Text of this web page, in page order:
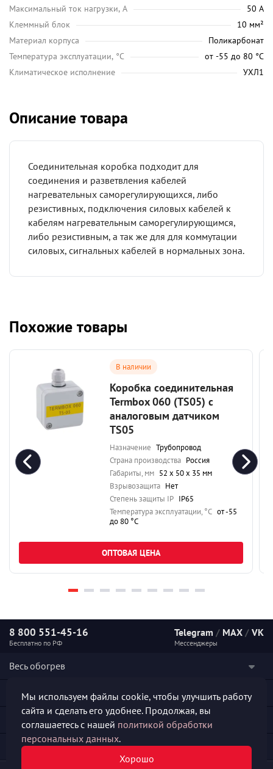
Максимальный ток нагрузки, А
50 А
Клеммный блок
10 мм²
Материал корпуса
Поликарбонат
Температура эксплуатации, °C
от -55 до 80 °C
Климатическое исполнение
УХЛ1
Описание товара
Соединительная коробка подходит для
соединения и разветвления кабелей
нагревательных саморегулирующихся, либо
резистивных, подключения силовых кабелей к
кабелям нагревательным саморегулирующимся,
либо резистивным, а так же для для коммутации
силовых, сигнальных кабелей в нормальных зона.
Похожие товары
В наличии
Коробка соединительная
Termbox 060 (TS05) с
аналоговым датчиком
TS05
Назначение Трубопровод
Страна производства Россия
Габариты, мм 52 х 50 х 35 мм
Взрывозащита Нет
Степень защиты IP IP65
Температура эксплуатации, °C от -55
до 80 °C
ОПТОВАЯ ЦЕНА
8 800 551-45-16
Бесплатно по РФ
Telegram / MAX / VK
Мессенджеры
Весь обогрев
Наши услуги
Полезная информация
Мы используем файлы cookie, чтобы улучшить работу
сайта и сделать его удобнее. Продолжая, вы
соглашаетесь с нашей политикой обработки
персональных данных.
Хорошо